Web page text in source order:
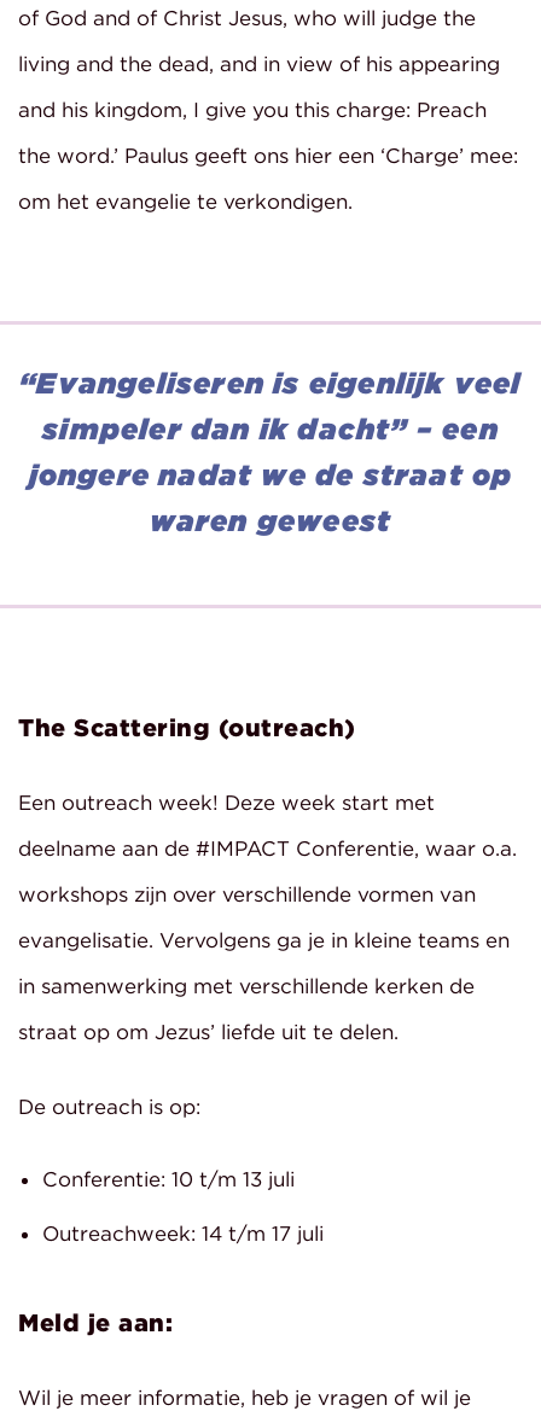
of God and of Christ Jesus, who will judge the
living and the dead, and in view of his appearing
and his kingdom, I give you this charge: Preach
the word.’ Paulus geeft ons hier een ‘Charge’ mee:
om het evangelie te verkondigen.
“Evangeliseren is eigenlijk veel
simpeler dan ik dacht” – een
jongere nadat we de straat op
waren geweest
The Scattering (outreach)
Een outreach week! Deze week start met
deelname aan de #IMPACT Conferentie, waar o.a.
workshops zijn over verschillende vormen van
evangelisatie. Vervolgens ga je in kleine teams en
in samenwerking met verschillende kerken de
straat op om Jezus’ liefde uit te delen.
De outreach is op:
Conferentie: 10 t/m 13 juli
Outreachweek: 14 t/m 17 juli
Meld je aan:
Wil je meer informatie, heb je vragen of wil je